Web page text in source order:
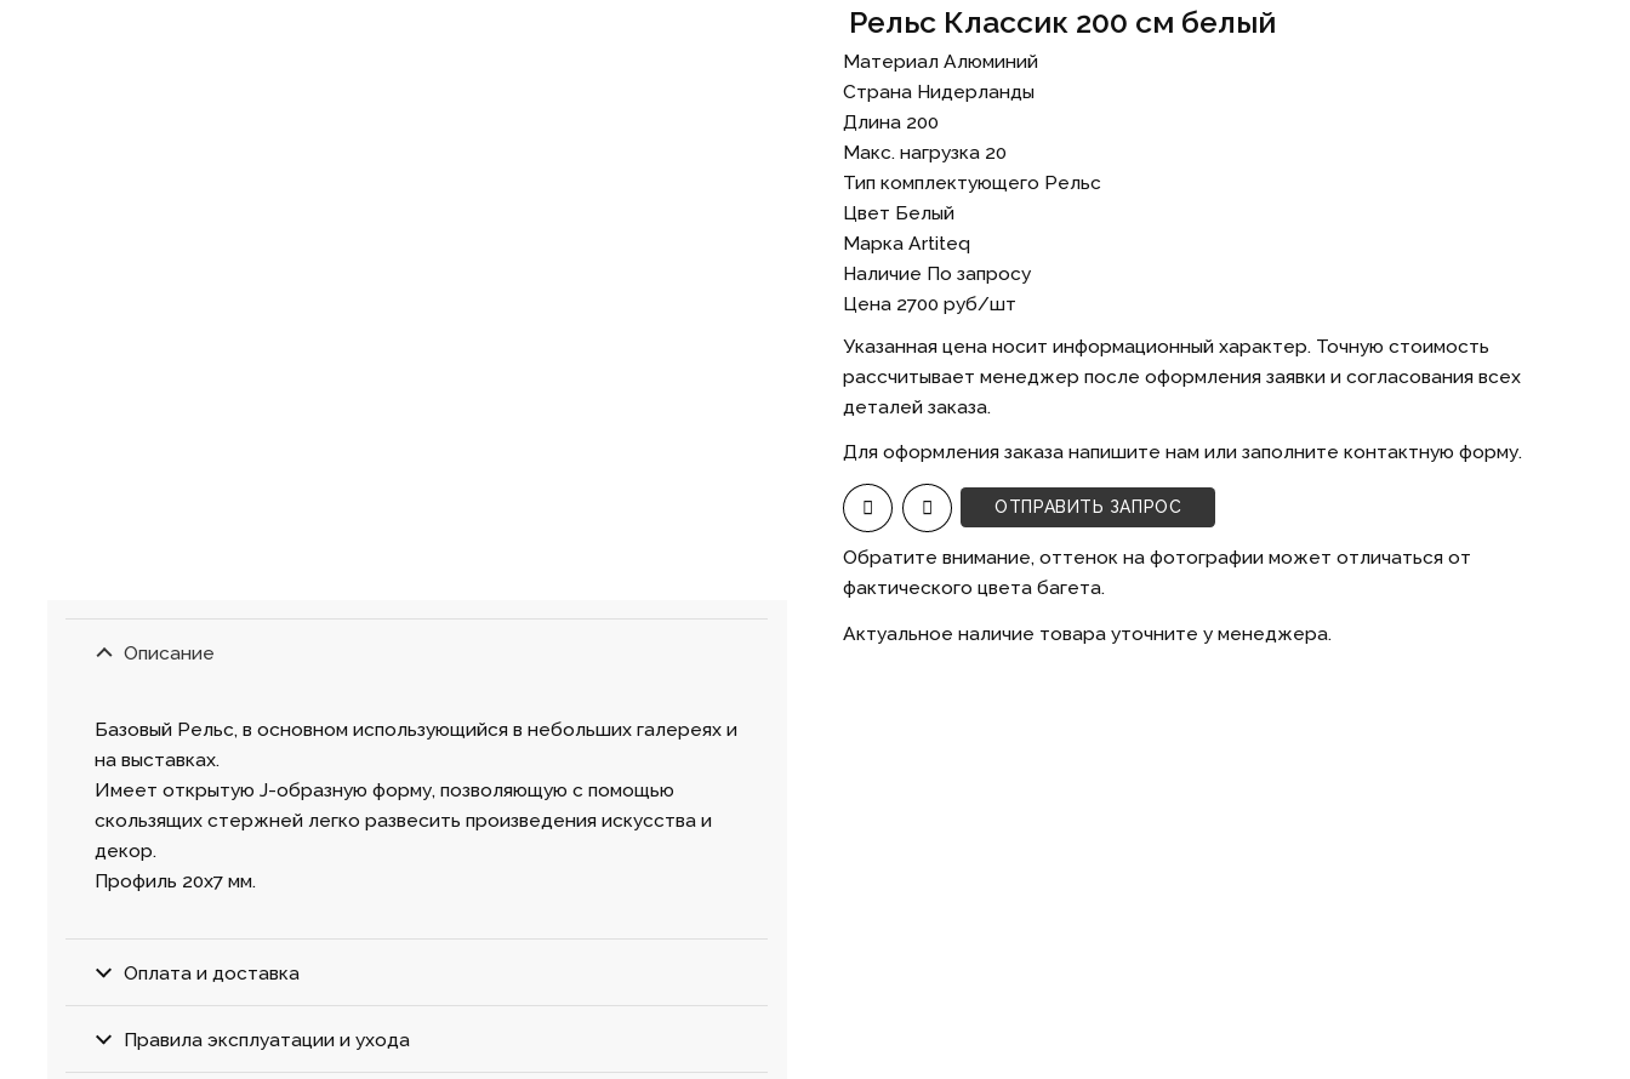
Описание
Базовый Рельс, в основном использующийся в небольших галереях и
на выставках.
Имеет открытую J-образную форму, позволяющую с помощью
скользящих стержней легко развесить произведения искусства и
декор.
Профиль 20х7 мм.
Оплата и доставка
Правила эксплуатации и ухода
Рельс Классик 200 см белый
МатериалАлюминий
Страна Нидерланды
Длина 200
Макс. нагрузка 20
Тип комплектующего Рельс
Цвет Белый
МаркаArtiteq
Наличие По запросу
Цена 2700 руб/шт
Указанная цена носит информационный характер. Точную стоимость
рассчитывает менеджер после оформления заявки и согласования всех
деталей заказа.
Для оформления заказа напишите нам или заполните контактную форму.
ОТПРАВИТЬ ЗАПРОС
Обратите внимание, оттенок на фотографии может отличаться от
фактического цвета багета.
Актуальное наличие товара уточните у менеджера.